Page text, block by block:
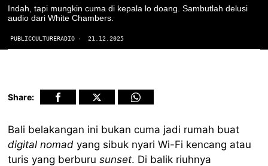
Indah, tapi mungkin cuma di kepala lo doang. Sambutlah delusi
audio dari White Chambers.
PUBLICCULTURERADIO 21.12.2025
Share:
Bali belakangan ini bukan cuma jadi rumah buat
digital nomad yang sibuk nyari Wi-Fi kencang atau
turis yang berburusunset. Di balik riuhnya